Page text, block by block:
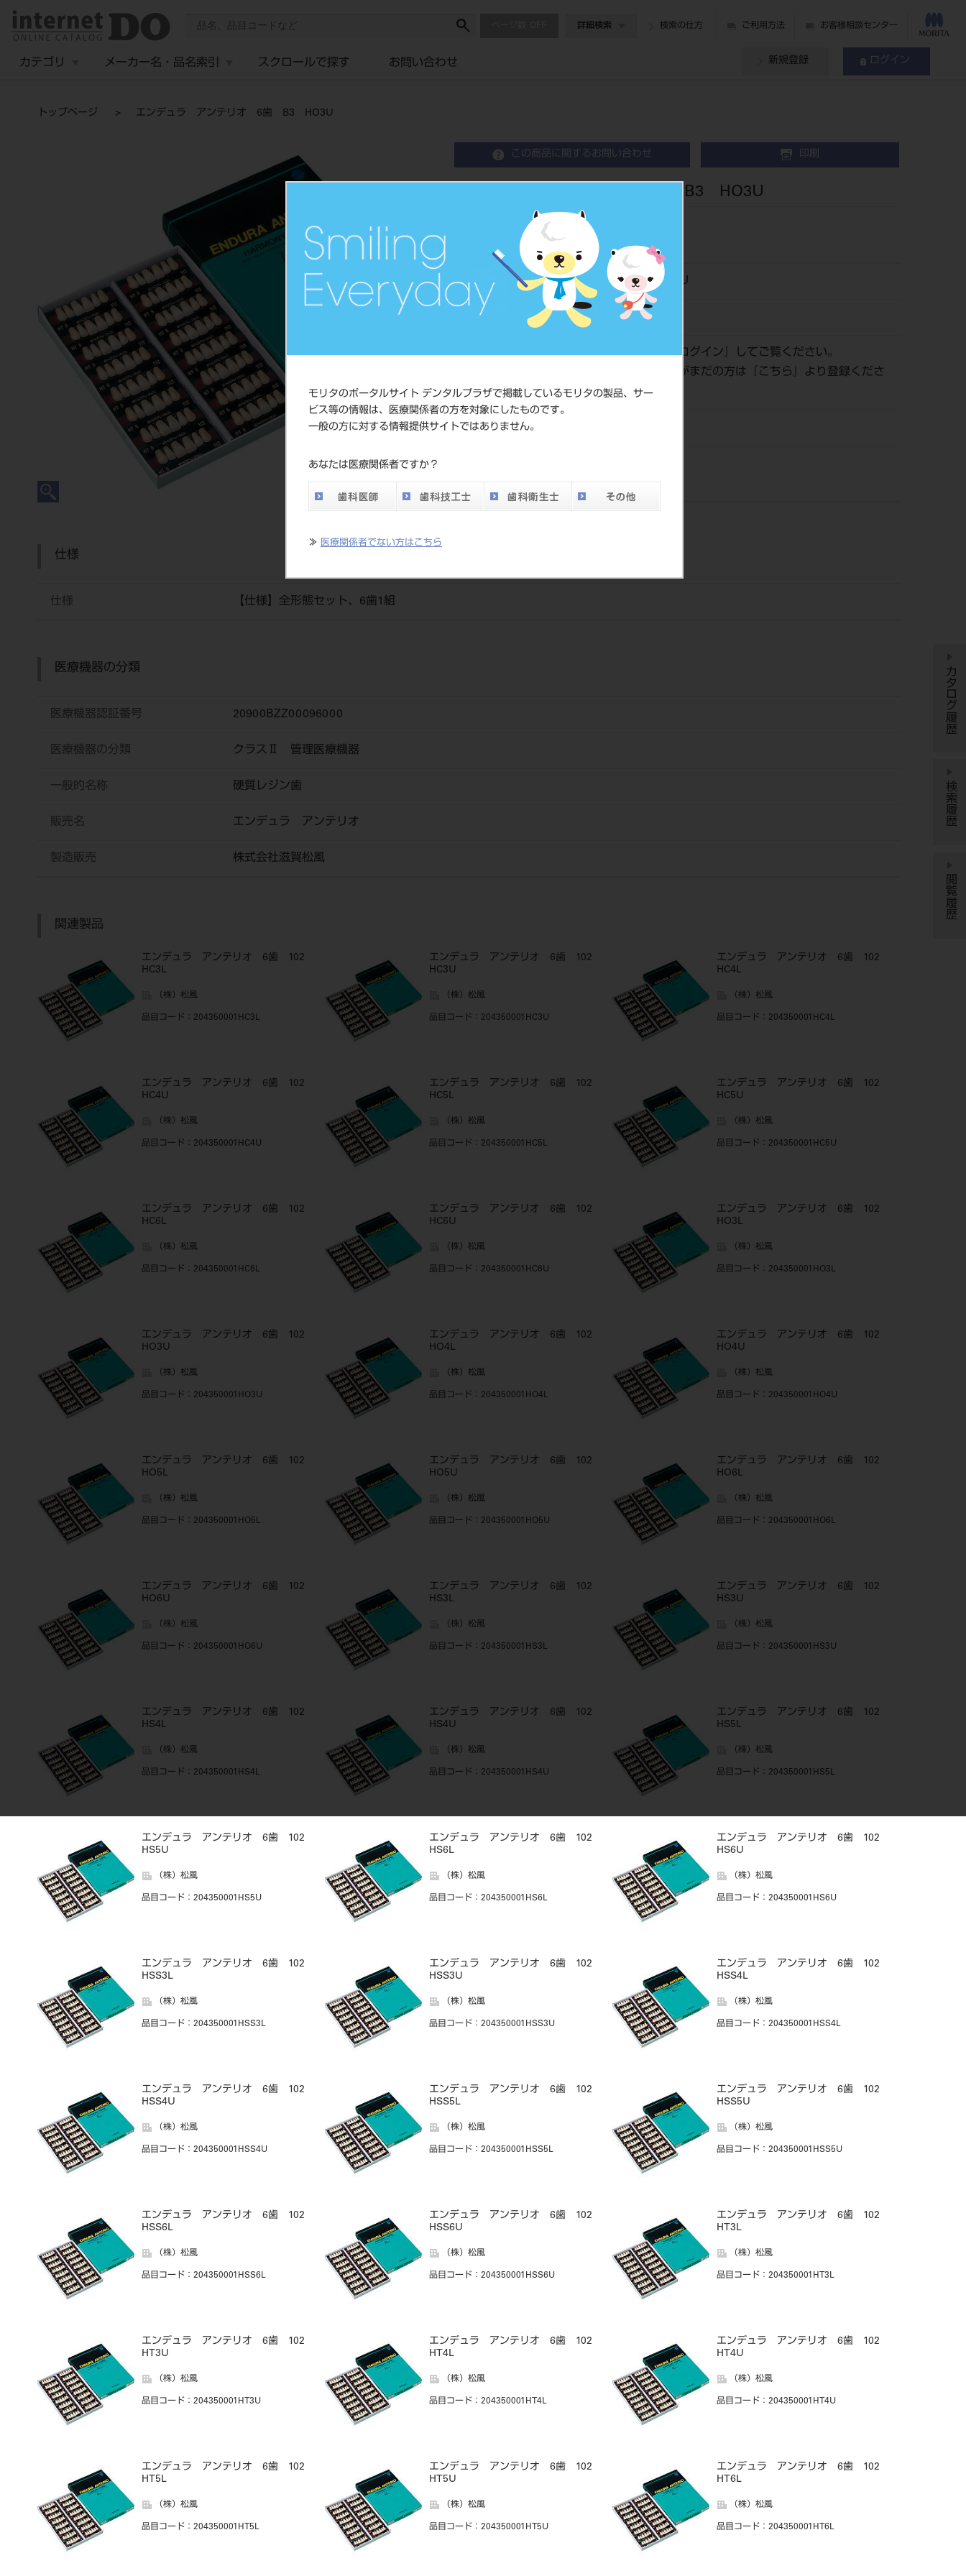
モリタのポータルサイト デンタルプラザで掲載しているモリタの製品、サー
ビス等の情報は、医療関係者の方を対象にしたものです。
一般の方に対する情報提供サイトではありません。
あなたは医療関係者ですか？
≫ 医療関係者でない方はこちら
詳細検索 検索の仕方 ご利用方法 お客様相談センター
カテゴリ メーカー名・品名索引 スクロールで探す お問い合わせ 新規登録 ログイン
トップページ エンデュラ アンテリオ 6歯 B3 HO3U
この商品に関するお問い合わせ 印刷
エンデュラ アンテリオ 6歯 B3 HO3U
Resin Anterior Teeth
硬質レジン歯
品目コード 204350066HO3U
JAN/EANコード 4548162018274
価格の確認は『ログイン 』してご覧ください。
ネット会員登録がまだの方は『
こちら
』より登録くださ
い。
メーカー
ジ
仕様
仕様 【仕様】全形態セット、6歯1組
医療機器の分類
医療機器認証番号 20900BZZ00096000
医療機器の分類 クラスⅡ 管理医療機器
一般的名称 硬質レジン歯
販売名 エンデュラ アンテリオ
製造販売 株式会社滋賀松風
関連製品
エンデュラ アンテリオ 6歯 102
HC3L
（株）松風
品目コード ：204350001HC3L
エンデュラ アンテリオ 6歯 102
HC3U
（株）松風
品目コード ：204350001HC3U
エンデュラ アンテリオ 6歯 102
HC4L
（株）松風
品目コード ：204350001HC4L
エンデュラ アンテリオ 6歯 102
HC4U
（株）松風
品目コード ：204350001HC4U
エンデュラ アンテリオ 6歯 102
HC5L
（株）松風
品目コード ：204350001HC5L
エンデュラ アンテリオ 6歯 102
HC5U
（株）松風
品目コード ：204350001HC5U
エンデュラ アンテリオ 6歯 102
HC6L
（株）松風
品目コード ：204350001HC6L
エンデュラ アンテリオ 6歯 102
HC6U
（株）松風
品目コード ：204350001HC6U
エンデュラ アンテリオ 6歯 102
HO3L
（株）松風
品目コード ：204350001HO3L
エンデュラ アンテリオ 6歯 102
HO3U
（株）松風
品目コード ：204350001HO3U
エンデュラ アンテリオ 6歯 102
HO4L
（株）松風
品目コード ：204350001HO4L
エンデュラ アンテリオ 6歯 102
HO4U
（株）松風
品目コード ：204350001HO4U
エンデュラ アンテリオ 6歯 102
HO5L
（株）松風
品目コード ：204350001HO5L
エンデュラ アンテリオ 6歯 102
HO5U
（株）松風
品目コード ：204350001HO5U
エンデュラ アンテリオ 6歯 102
HO6L
（株）松風
品目コード ：204350001HO6L
エンデュラ アンテリオ 6歯 102
HO6U
（株）松風
品目コード ：204350001HO6U
エンデュラ アンテリオ 6歯 102
HS3L
（株）松風
品目コード ：204350001HS3L
エンデュラ アンテリオ 6歯 102
HS3U
（株）松風
品目コード ：204350001HS3U
エンデュラ アンテリオ 6歯 102
HS4L
（株）松風
品目コード ：204350001HS4L
エンデュラ アンテリオ 6歯 102
HS4U
（株）松風
品目コード ：204350001HS4U
エンデュラ アンテリオ 6歯 102
HS5L
（株）松風
品目コード ：204350001HS5L
エンデュラ アンテリオ 6歯 102
HS5U
（株）松風
品目コード ：204350001HS5U
エンデュラ アンテリオ 6歯 102
HS6L
（株）松風
品目コード ：204350001HS6L
エンデュラ アンテリオ 6歯 102
HS6U
（株）松風
品目コード ：204350001HS6U
エンデュラ アンテリオ 6歯 102
HSS3L
（株）松風
品目コード ：204350001HSS3L
エンデュラ アンテリオ 6歯 102
HSS3U
（株）松風
品目コード ：204350001HSS3U
エンデュラ アンテリオ 6歯 102
HSS4L
（株）松風
品目コード ：204350001HSS4L
エンデュラ アンテリオ 6歯 102
HSS4U
（株）松風
品目コード ：204350001HSS4U
エンデュラ アンテリオ 6歯 102
HSS5L
（株）松風
品目コード ：204350001HSS5L
エンデュラ アンテリオ 6歯 102
HSS5U
（株）松風
品目コード ：204350001HSS5U
エンデュラ アンテリオ 6歯 102
HSS6L
（株）松風
品目コード ：204350001HSS6L
エンデュラ アンテリオ 6歯 102
HSS6U
（株）松風
品目コード ：204350001HSS6U
エンデュラ アンテリオ 6歯 102
HT3L
（株）松風
品目コード ：204350001HT3L
エンデュラ アンテリオ 6歯 102
HT3U
（株）松風
品目コード ：204350001HT3U
エンデュラ アンテリオ 6歯 102
HT4L
（株）松風
品目コード ：204350001HT4L
エンデュラ アンテリオ 6歯 102
HT4U
（株）松風
品目コード ：204350001HT4U
エンデュラ アンテリオ 6歯 102
HT5L
（株）松風
品目コード ：204350001HT5L
エンデュラ アンテリオ 6歯 102
HT5U
（株）松風
品目コード ：204350001HT5U
エンデュラ アンテリオ 6歯 102
HT6L
（株）松風
品目コード ：204350001HT6L
カタログ履歴
検索履歴
閲覧履歴